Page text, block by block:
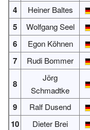
4
Heiner Baltes
5 Wolfgang Seel
6 Egon Köhnen
7 Rudi Bommer
8
Jörg
Schmadtke
9 Ralf Dusend
10 Dieter Brei